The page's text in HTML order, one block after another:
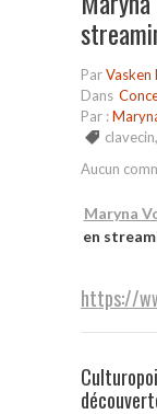
ParVasken
Dans
Par :
clavecin,
Aucun
Maryna
en
https://